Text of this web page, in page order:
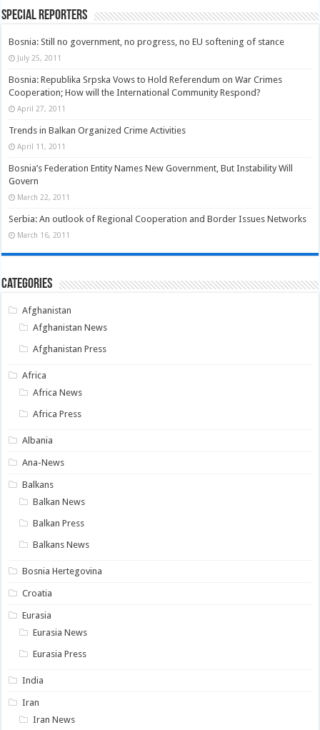
Special Reporters
Bosnia: Still no government, no progress, no EU softening of stance
July 25, 2011
Bosnia: Republika Srpska Vows to Hold Referendum on War Crimes
Cooperation; How will the International Community Respond?
April 27, 2011
Trends in Balkan Organized Crime Activities
April 11, 2011
Bosnia’s Federation Entity Names New Government, But Instability Will
Govern
March 22, 2011
Serbia: An outlook of Regional Cooperation and Border Issues Networks
March 16, 2011
Categories
Afghanistan
Afghanistan News
Afghanistan Press
Africa
Africa News
Africa Press
Albania
Ana-News
Balkans
Balkan News
Balkan Press
Balkans News
Bosnia Hertegovina
Croatia
Eurasia
Eurasia News
Eurasia Press
India
Iran
Iran News